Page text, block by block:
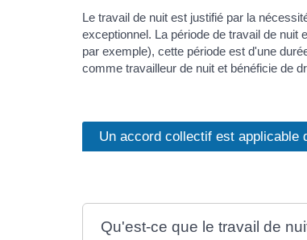
Le travail de nuit est justifié par la
exceptionnel. La période de travail de
par exemple), cette période est d'une
comme travailleur de nuit et bénéficie de
Un accord collectif est applicable
Qu'est-ce que le travail de